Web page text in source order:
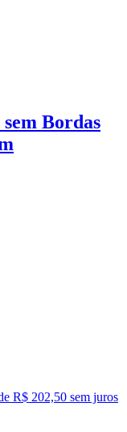
Bordas
R$ 202,50 sem juros